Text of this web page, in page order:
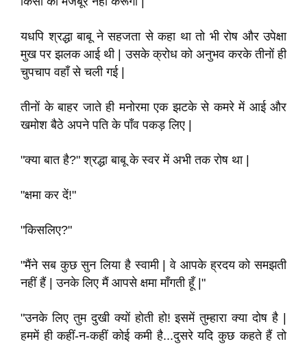
यधपि श्रद्धा बाबू ने सहजता से कहा था तो भी रोष और उपेक्षा
मुख पर झलक आई थी | उसके क्रोध को अनुभव करके तीनों ही
चुपचाप वहाँ से चली गई |
तीनों के बाहर जाते ही मनोरमा एक झटके से कमरे में आई और
खमोश बैठे अपने पति के पाँव पकड़ लिए |
"क्या बात है?" श्रद्धा बाबू के स्वर में अभी तक रोष था |
"क्षमा कर दें!"
"किसलिए?"
"मैंने सब कुछ सुन लिया है स्वामी | वे आपके ह्रदय को समझती
नहीं हैं | उनके लिए मैं आपसे क्षमा माँगती हूँ |"
"उनके लिए तुम दुखी क्यों होती हो! इसमें तुम्हारा क्या दोष है |
हममें ही कहीं-न-कहीं कोई कमी है...दुसरे यदि कुछ कहते हैं तो